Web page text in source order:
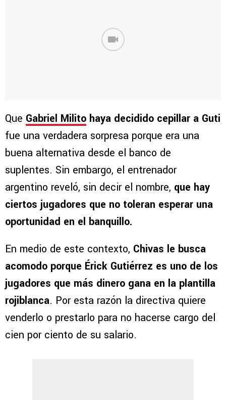
Que Gabriel Milito haya decidido cepillar a Guti
fue una verdadera sorpresa porque era una
buena alternativa desde el banco de
suplentes. Sin embargo, el entrenador
argentino reveló, sin decir el nombre, que hay
ciertos jugadores que no toleran esperar una
oportunidad en el banquillo.
En medio de este contexto, Chivas le busca
acomodo porque Érick Gutiérrez es uno de los
jugadores que más dinero gana en la plantilla
rojiblanca. Por esta razón la directiva quiere
venderlo o prestarlo para no hacerse cargo del
cien por ciento de su salario.